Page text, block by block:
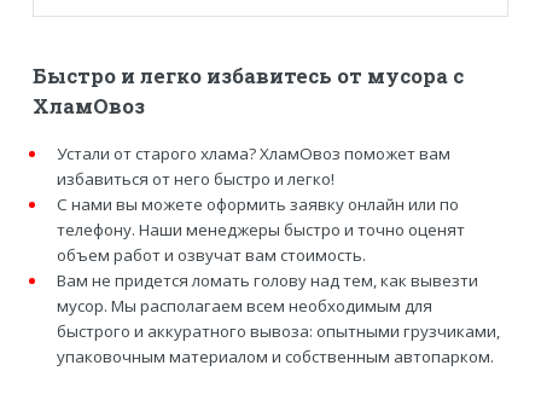
Быстро и легко избавитесь от мусора с
ХламОвоз
Устали от старого хлама? ХламОвоз поможет вам
избавиться от него быстро и легко!
С нами вы можете оформить заявку онлайн или по
телефону. Наши менеджеры быстро и точно оценят
объем работ и озвучат вам стоимость.
Вам не придется ломать голову над тем, как вывезти
мусор. Мы располагаем всем необходимым для
быстрого и аккуратного вывоза: опытными грузчиками,
упаковочным материалом и собственным автопарком.